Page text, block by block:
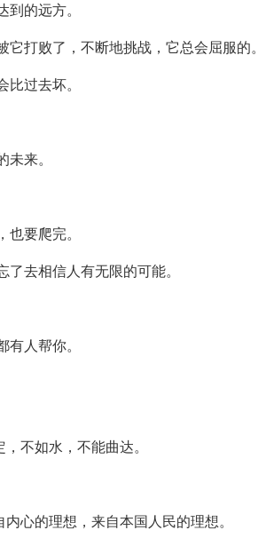
的远方。
打败了，不断地挑战，它总会屈服的。
过去坏。
来。
要爬完。
去相信人有无限的可能。
人帮你。
不如水，不能曲达。
心的理想，来自本国人民的理想。